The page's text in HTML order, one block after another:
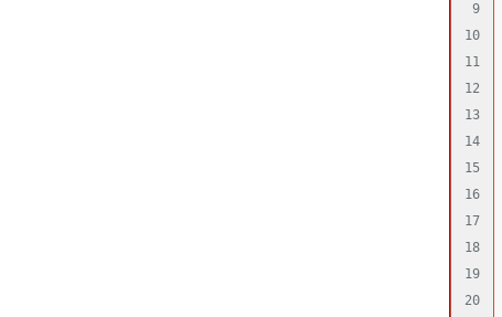
9
10
11
12
13
14
15
16
17
18
19
20